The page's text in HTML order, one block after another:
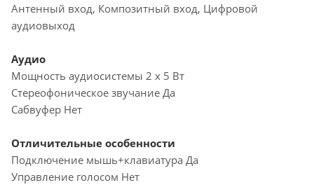
Антенный вход, Композитный вход, Цифровой
аудиовыход
Аудио
Мощность аудиосистемы 2 х 5 Вт
Стереофоническое звучание Да
Сабвуфер Нет
Отличительные особенности
Подключение мышь+клавиатура Да
Управление голосом Нет